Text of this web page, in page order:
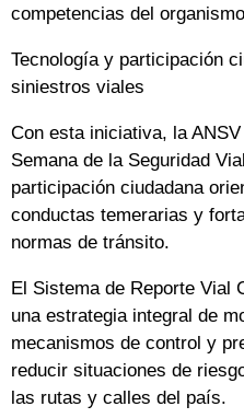
competencias del
Tecnología y participación
siniestros viales
Con esta iniciativa, la
Semana de la Seguridad
participación ciudadana
conductas temerarias y
normas de tránsito.
El Sistema de Reporte Vial
una estrategia integral de
mecanismos de control y
reducir situaciones de
las rutas y calles del país.